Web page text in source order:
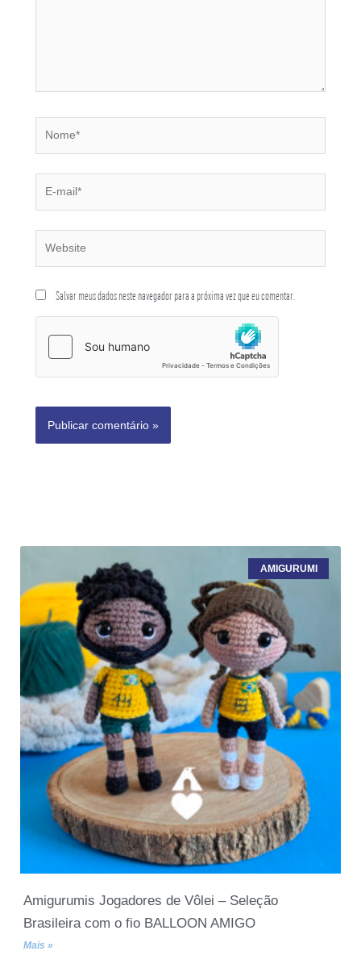
Salvar meus dados neste navegador para a próxima vez que eu comentar.
AMIGURUMI
Amigurumis Jogadores de Vôlei – Seleção
Brasileira com o fio BALLOON AMIGO
Mais »